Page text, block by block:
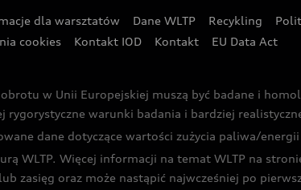
dla warsztatów Dane WLTP Recykling
cookies Kontakt IOD Kontakt EU Data Act
w Unii Europejskiej muszą być badane i
warunki badania i bardziej
dane dotyczące wartości zużycia paliwa/
WLTP. Więcej informacji na temat WLTP na
lub zasięg oraz może nastąpić najwcześniej po